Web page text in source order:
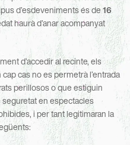
d’esdeveniments és de 16
haurà d’anar acompanyat
d’accedir al recinte, els
cas no es permetrà l’entrada
perillosos o que estiguin
en espectacles
i per tant legitimaran la